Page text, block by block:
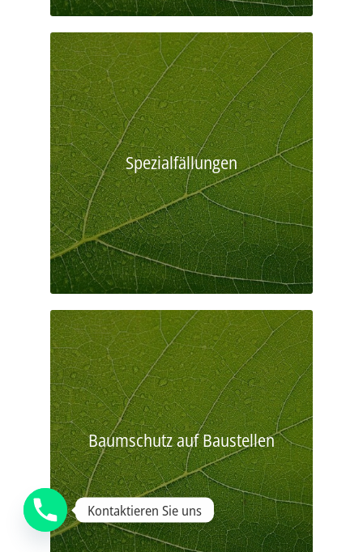
Spezialfällungen
Baumschutz auf Baustellen
Kontaktieren Sie uns